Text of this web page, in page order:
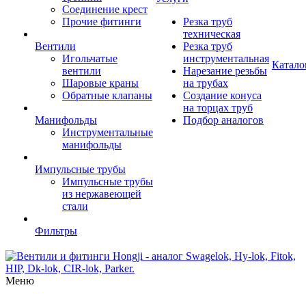
Соединение крест
Прочие фитинги
Вентили
Игольчатые
вентили
Шаровые краны
Обратные клапаны
Манифольды
Инструментальные
манифольды
Импульсные трубы
Импульсные трубы
из нержавеющей
стали
Фильтры
Резка труб
техническая
Резка труб
инструментальная
Нарезание резьбы
на трубах
Создание конуса
на торцах труб
Подбор аналогов
Меню